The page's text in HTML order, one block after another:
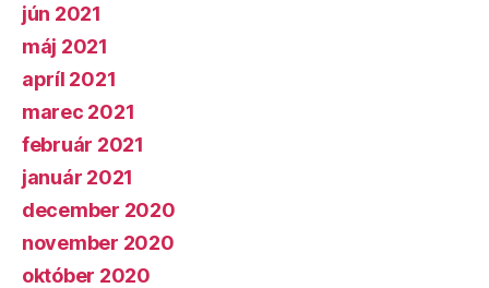
jún 2021
máj 2021
apríl 2021
marec 2021
február 2021
január 2021
december 2020
november 2020
október 2020